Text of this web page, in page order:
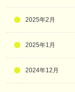
2025年2月
2025年1月
2024年12月